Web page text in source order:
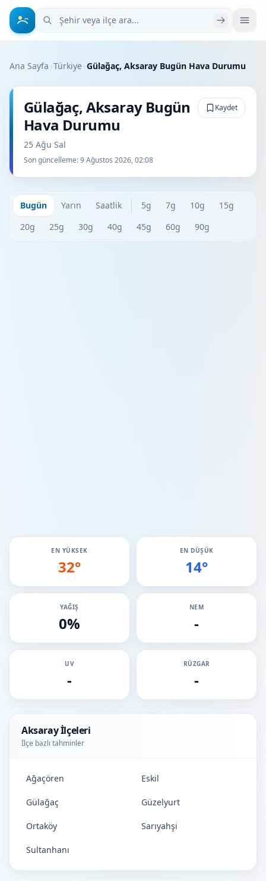
Şehir veya ilçe ara
Ana Sayfa ›Türkiye›Gülağaç, Aksaray Bugün Hava Durumu
Gülağaç, Aksaray Bugün
Hava Durumu
25 Ağu Sal
Son güncelleme:9 Ağustos 2026, 02:08
Kaydet
Bugün Yarın Saatlik 5g 7g 10g
15g
20g
25g 30g 40g 45g 60g 90g
EN YÜKSEK
32°
EN DÜŞÜK
14°
YAĞIŞ
0%
NEM
-
UV
-
RÜZGAR
-
Aksaray İlçeleri
İlçe bazlı tahminler
Ağaçören Eskil
Gülağaç Güzelyurt
Ortaköy Sarıyahşi
Sultanhanı